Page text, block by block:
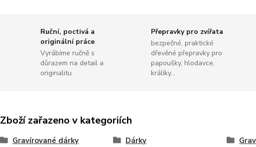
Ruční, poctivá a
originální práce
Vyrábíme ručně s
důrazem na detail a
originalitu
Přepravky pro zvířata
bezpečné, praktické
dřevěné přepravky pro
papoušky, hlodavce,
králíky...
Zboží zařazeno v kategoriích
Gravírované dárky Dárky